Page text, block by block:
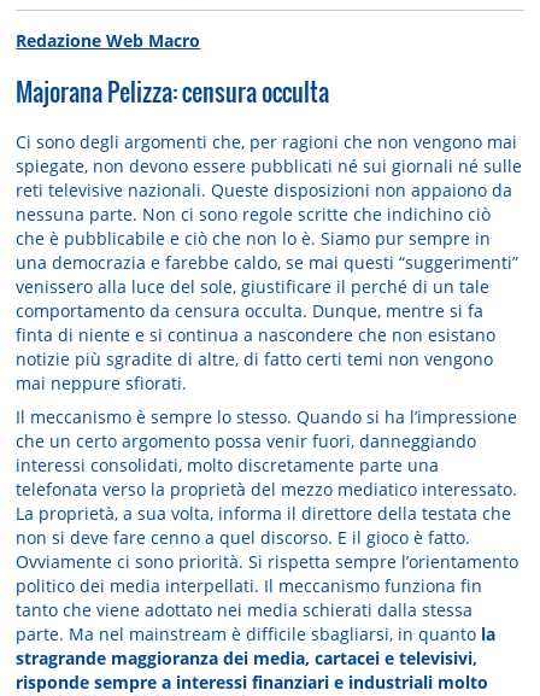
Redazione Web Macro
Majorana Pelizza: censura occulta
Ci sono degli argomenti che, per ragioni che non vengono mai
spiegate, non devono essere pubblicati né sui giornali né sulle
reti televisive nazionali. Queste disposizioni non appaiono da
nessuna parte. Non ci sono regole scritte che indichino ciò
che è pubblicabile e ciò che non lo è. Siamo pur sempre in
una democrazia e farebbe caldo, se mai questi “suggerimenti”
venissero alla luce del sole, giustificare il perché di un tale
comportamento da censura occulta. Dunque, mentre si fa
finta di niente e si continua a nascondere che non esistano
notizie più sgradite di altre, di fatto certi temi non vengono
mai neppure sfiorati.
Il meccanismo è sempre lo stesso. Quando si ha l’impressione
che un certo argomento possa venir fuori, danneggiando
interessi consolidati, molto discretamente parte una
telefonata verso la proprietà del mezzo mediatico interessato.
La proprietà, a sua volta, informa il direttore della testata che
non si deve fare cenno a quel discorso. E il gioco è fatto.
Ovviamente ci sono priorità. Si rispetta sempre l’orientamento
politico dei media interpellati. Il meccanismo funziona fin
tanto che viene adottato nei media schierati dalla stessa
parte. Ma nel mainstream è difficile sbagliarsi, in quanto la
stragrande maggioranza dei media, cartacei e televisivi,
risponde sempre a interessi finanziari e industriali molto